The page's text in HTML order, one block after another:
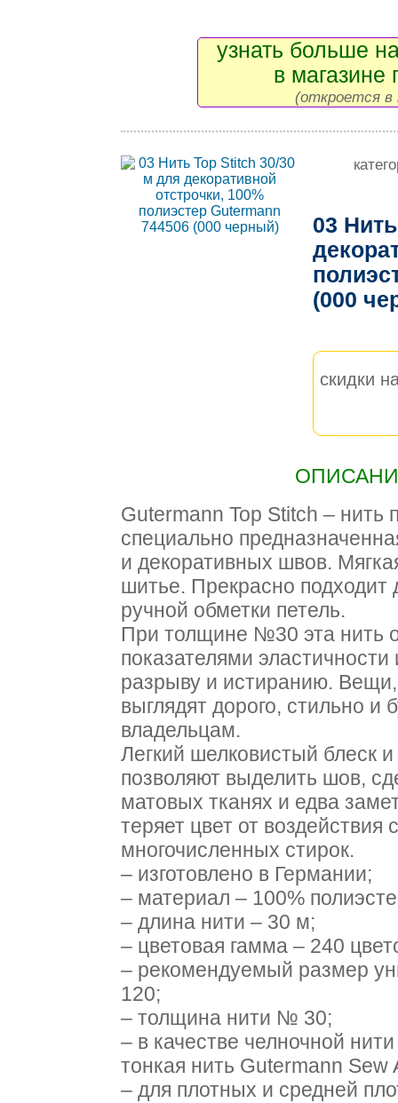
узнать больше
в магазине
(откроется в
03
(000
скидки
Gutermann Top Stitch – нить
специально
и декоративных швов.
шитье. Прекрасно
ручной обметки петель.
При толщине №30 эта нить
показателями
разрыву и истиранию.
выглядят дорого, стильно и
владельцам.
Легкий шелковистый блеск
позволяют выделить шов,
матовых тканях и едва
теряет цвет от
многочисленных стирок.
– изготовлено в Германии;
– материал – 100%
– длина нити – 30 м;
– цветовая гамма – 240
– рекомендуемый размер
120;
– толщина нити № 30;
– в качестве челночной
тонкая нить Gutermann Sew
– для плотных и средней